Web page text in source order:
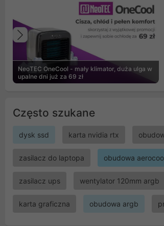
NeoTEC OneCool - mały klimator, duża ulga w
upalne dni już za 69 zł
Poprzedni
Często szukane
dysk ssd karta nvidia rtx
zasilacz do laptopa obudowa
zasilacz ups wentylator 120mm argb
karta graficzna obudowa argb